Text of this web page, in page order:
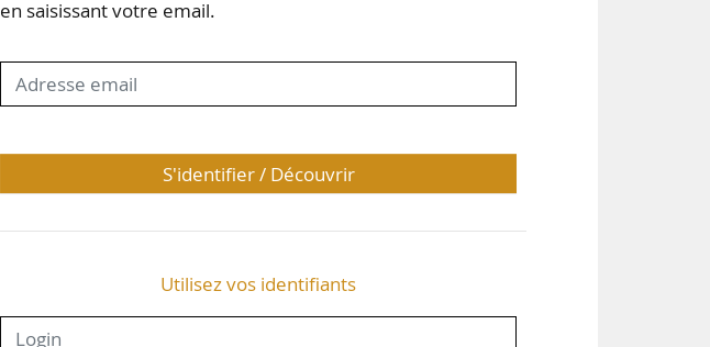
en saisissant votre email.
S'identifier / Découvrir
Utilisez vos identifiants